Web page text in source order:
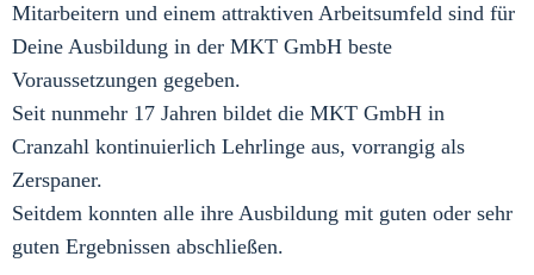
Mitarbeitern und einem attraktiven Arbeitsumfeld sind für
Deine Ausbildung in der MKT GmbH beste
Voraussetzungen gegeben.
Seit nunmehr 17 Jahren bildet die MKT GmbH in
Cranzahl kontinuierlich Lehrlinge aus, vorrangig als
Zerspaner.
Seitdem konnten alle ihre Ausbildung mit guten oder sehr
guten Ergebnissen abschließen.